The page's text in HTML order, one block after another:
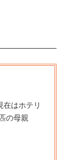
はホテリ
の母親